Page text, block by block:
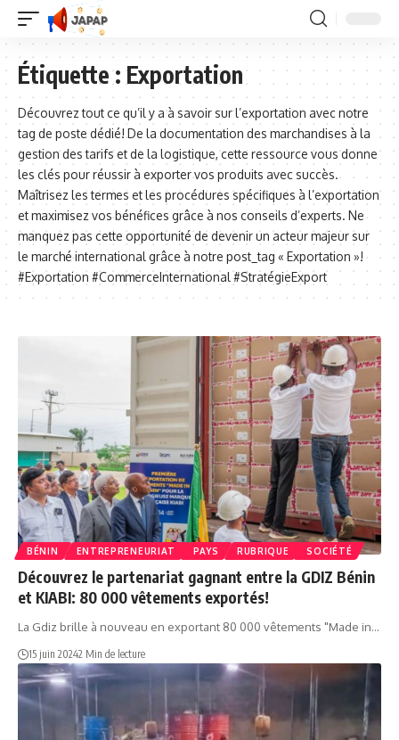
Étiquette :Exportation
Découvrez tout ce qu’il y a à savoir sur l’exportation avec notre
tag de poste dédié! De la documentation des marchandises à la
gestion des tarifs et de la logistique, cette ressource vous donne
les clés pour réussir à exporter vos produits avec succès.
Maîtrisez les termes et les procédures spécifiques à l’exportation
et maximisez vos bénéfices grâce à nos conseils d’experts. Ne
manquez pas cette opportunité de devenir un acteur majeur sur
le marché international grâce à notre post_tag « Exportation »!
#Exportation #CommerceInternational #StratégieExport
BÉNIN ENTREPRENEURIAT PAYS RUBRIQUE SOCIÉTÉ
Découvrez le partenariat gagnant entre la GDIZ Bénin
et KIABI: 80 000 vêtements exportés!
La Gdiz brille à nouveau en exportant 80 000 vêtements "Made in…
15 juin 20242 Min de lecture